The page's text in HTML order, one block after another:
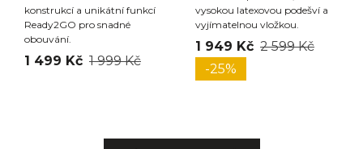
konstrukcí a unikátní funkcí
Ready2GO pro snadné
obouvání.
1 499 Kč 1 999 Kč
vysokou latexovou podešví a
vyjímatelnou vložkou.
1 949 Kč 2 599 Kč
-25%